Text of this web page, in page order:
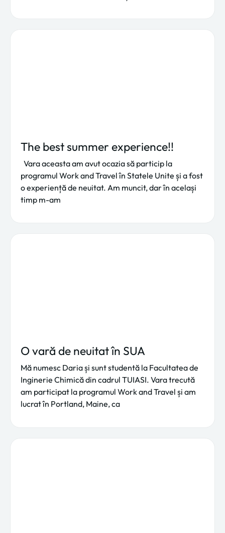
The best summer experience!!
Vara aceasta am avut ocazia să particip la
programul Work and Travel în Statele Unite și a fost
o experiență de neuitat. Am muncit, dar în același
timp m-am
O vară de neuitat în SUA
Mă numesc Daria și sunt studentă la Facultatea de
Inginerie Chimică din cadrul TUIASI. Vara trecută
am participat la programul Work and Travel și am
lucrat în Portland, Maine, ca